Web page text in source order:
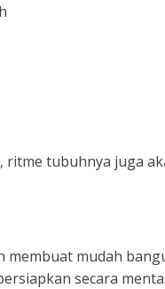
tubuhnya juga
membuat mudah
secara